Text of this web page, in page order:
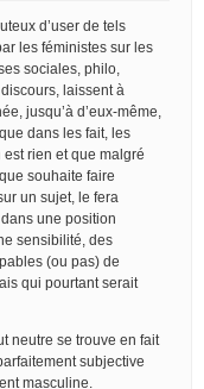
d’user de tels
les féministes sur les
sociales, philo,
laissent à
jusqu’à d’eux-même,
dans les fait, les
est rien et que malgré
souhaite faire
un sujet, le fera
une position
sensibilité, des
(ou pas) de
qui pourtant serait
neutre se trouve en fait
subjective
masculine.